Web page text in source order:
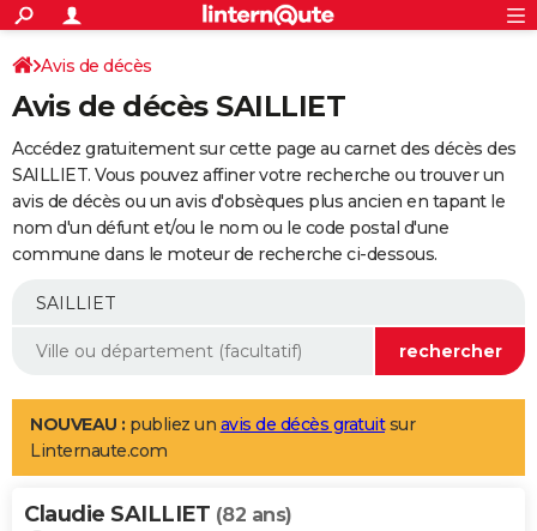
ACTUALITÉS
Politique
Société
Faits Divers
Education
Monde
Villes
+
SPORT
Coupe du monde 2026
Football
Tennis
Cyclisme
Rugby
Forum
Programme TV
TNT
Streaming
Cinéma
Sorties cinéma
Musique
+
FINANCE
Retraite
Epargne
Immobilier
Risques naturels par ville
Banque
Assurance
AUTO
Essais
Réserver un essai
Citadines
Berlines
SUV
Forum auto
+
Mobiles
Meilleur smartphone
Internet
Ordinateurs
Jeux vidéo
Guide high-tech
Aménagement intérieur
LIFESTYLE
Art de vivre
Bien-être
Loisirs
Mode
Modes de vie
Alimentation
Guide de la santé
Maladies
Médicaments
Sommeil
VOYAGE
Avis de décès
Avis de décès SAILLIET
Accédez gratuitement sur cette page au carnet des décès des
SAILLIET. Vous pouvez affiner votre recherche ou trouver un
avis de décès ou un avis d'obsèques plus ancien en tapant le
nom d'un défunt et/ou le nom ou le code postal d'une
commune dans le moteur de recherche ci-dessous.
NOUVEAU : publiez un avis de décès gratuitsur
Linternaute.com
Claudie SAILLIET (82 ans)